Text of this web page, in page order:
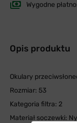
Wygodne
Opis produktu
Okulary
Rozmiar: 53
Kategoria filtra: 2
Materiał soczewki: